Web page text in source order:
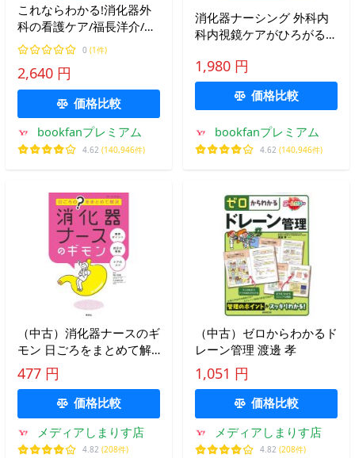
これならわかる!消化器外
科の看護ケア/福長洋介/長
井優子
0 (1件)
2,640 円
価格比較
bookfanプレミアム
4.62 (140,946件)
消化器ナーシング 外科内
科内視鏡ケアがひろがる・
(2023-4)
1,980 円
価格比較
bookfanプレミアム
4.62 (140,946件)
（中古）消化器ナースのギ
モン 日ごろをまとめて解
決 西口幸雄 久保健太郎
477 円
価格比較
メディアしまりす店
4.82 (208件)
（中古）ゼロからわかるド
レーン管理 渡邊 孝
1,051 円
価格比較
メディアしまりす店
4.82 (208件)